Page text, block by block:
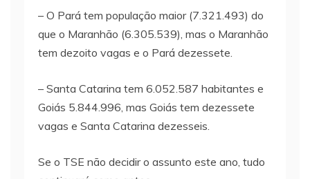
– O Pará tem população maior (7.321.493) do
que o Maranhão (6.305.539), mas o Maranhão
tem dezoito vagas e o Pará dezessete.
– Santa Catarina tem 6.052.587 habitantes e
Goiás 5.844.996, mas Goiás tem dezessete
vagas e Santa Catarina dezesseis.
Se o TSE não decidir o assunto este ano, tudo